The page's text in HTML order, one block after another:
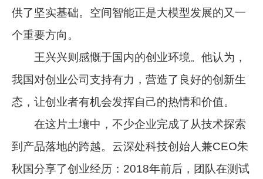
供了坚实基础。空间智能正是大模型发展的又一
个重要方向。
王兴兴则感慨于国内的创业环境。他认为，
我国对创业公司支持有力，营造了良好的创新生
态，让创业者有机会发挥自己的热情和价值。
在这片土壤中，不少企业完成了从技术探索
到产品落地的跨越。云深处科技创始人兼CEO朱
秋国分享了创业经历：2018年前后，团队在测试